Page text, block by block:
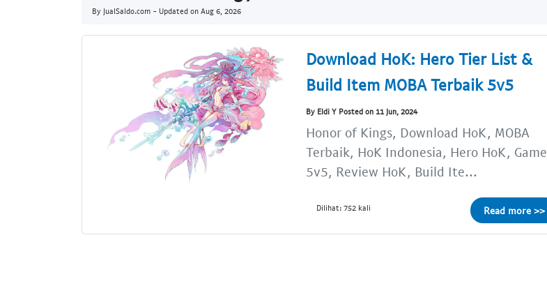
By JualSaldo.com - Updated on Aug 6, 2026
Download HoK: Hero Tier List &
Build Item MOBA Terbaik 5v5
By Eldi Y Posted on 11 Jun, 2024
Honor of Kings, Download HoK, MOBA
Terbaik, HoK Indonesia, Hero HoK, Game
5v5, Review HoK, Build Ite...
Dilihat: 752 kali Read more >>